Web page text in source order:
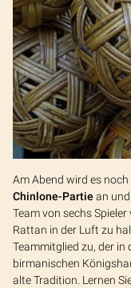
Am Abend wird es
Chinlone-Partie an
Team von sechs
Rattan in der Luft zu
Teammitglied zu, der
birmanischen
alte Tradition. Lernen